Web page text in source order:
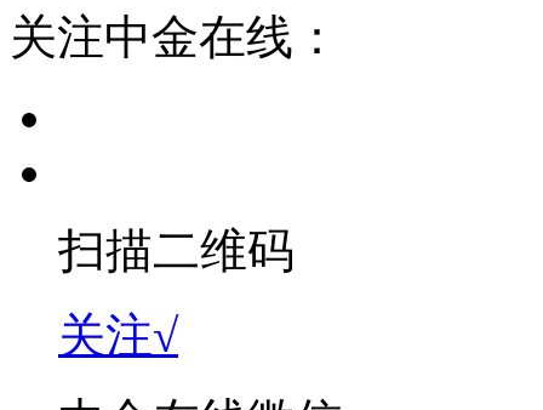
关注中金在线：
扫描二维码
关注√